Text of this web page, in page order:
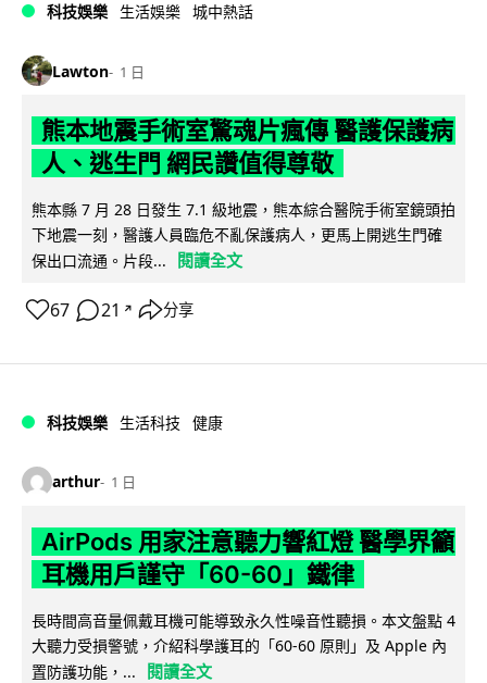
科技娛樂 生活娛樂 城中熱話
Lawton 1 日
熊本地震手術室驚魂片瘋傳 醫護保護病
人、逃生門 網民讚值得尊敬
熊本縣 7 月 28 日發生 7.1 級地震，熊本綜合醫院手術室鏡頭拍
下地震一刻，醫護人員臨危不亂保護病人，更馬上開逃生門確
保出口流通。片段...
閱讀全文
67 21 ↗ 分享
科技娛樂 生活科技 健康
arthur 1 日
AirPods 用家注意聽力響紅燈 醫學界籲
耳機用戶謹守「60-60」鐵律
長時間高音量佩戴耳機可能導致永久性噪音性聽損。本文盤點 4
大聽力受損警號，介紹科學護耳的「60-60 原則」及 Apple 內
置防護功能，...
閱讀全文